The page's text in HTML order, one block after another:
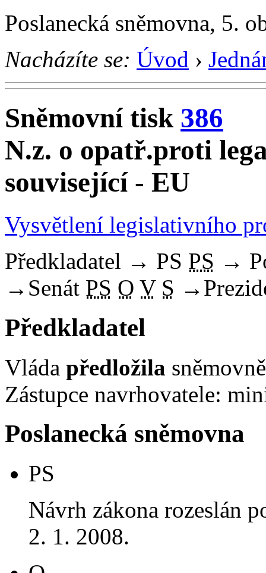
Poslanecká sněmovna, 5.
Nacházíte se: Úvod ›
Sněmovní tisk 386
N.z. o opatř.proti
související - EU
Vysvětlení legislativního
Předkladatel → PS PS →
→ Senát PS O V S →
Předkladatel
Vláda předložila
Zástupce navrhovatele:
Poslanecká sněmovna
PS
Návrh zákona rozeslán
2. 1. 2008.